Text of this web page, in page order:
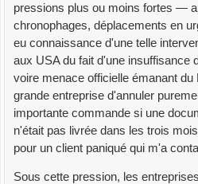
pressions plus ou moins fortes —
chronophages, déplacements en
eu connaissance d'une telle
aux USA du fait d'une insuffisance
voire menace officielle émanant
grande entreprise d'annuler
importante commande si une
n'était pas livrée dans les trois
pour un client paniqué qui m'a
Sous cette pression, les